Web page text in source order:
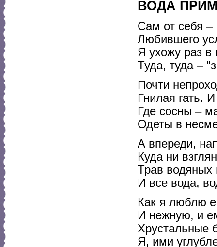
ВОДА
Сам от себя
Любившего
Я ухожу раз в
Туда, туда –
Почти
Гнилая гать.
Где сосны –
Одеты в
А впереди,
Куда ни
Трав водяных
И все вода,
Как я люблю
И нежную, и
Хрустальные
Я, ими